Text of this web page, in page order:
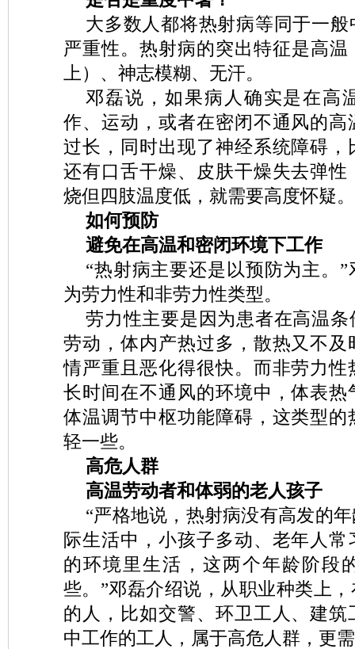
大多数人都将热射病等同于一
严重性。热射病的突出特征是高
上）、神志模糊、无汗。
邓磊说，如果病人确实是在高
作、运动，或者在密闭不通风的高
过长，同时出现了神经系统障碍，
还有口舌干燥、皮肤干燥失去弹性
烧但四肢温度低，就需要高度怀疑。
如何预防
避免在高温和密闭环境下工作
“热射病主要还是以预防为主。
为劳力性和非劳力性类型。
劳力性主要是因为患者在高温
劳动，体内产热过多，散热又不及
情严重且恶化得很快。而非劳力性
长时间在不通风的环境中，体表热
体温调节中枢功能障碍，这类型的
轻一些。
高危人群
高温劳动者和体弱的老人孩子
“严格地说，热射病没有高发的
际生活中，小孩子多动、老年人
的环境里生活，这两个年龄阶段
些。”邓磊介绍说，从职业种类上
的人，比如交警、环卫工人、建
中工作的工人，属于高危人群，更